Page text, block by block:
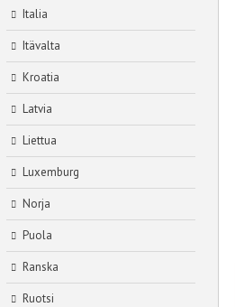
Italia
Itävalta
Kroatia
Latvia
Liettua
Luxemburg
Norja
Puola
Ranska
Ruotsi